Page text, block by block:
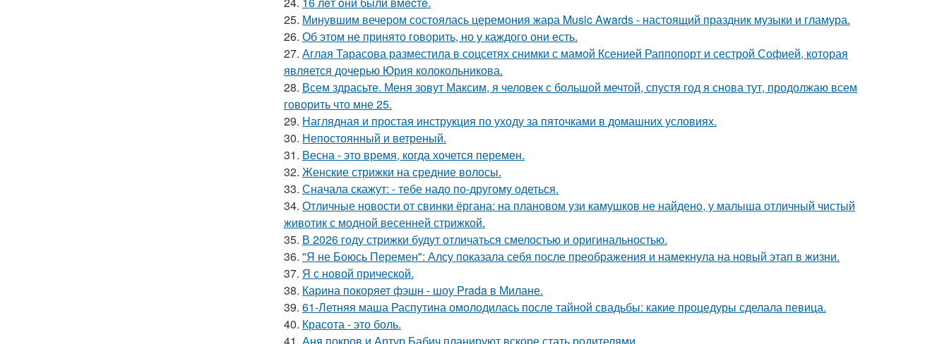
25. Минувшим вечером состоялась церемония жара Music Awards - настоящий праздник музыки и гламура.
26. Об этом не принято говорить, но у каждого они есть.
27. Аглая Тарасова разместила в соцсетях снимки с мамой Ксенией Раппопорт и сестрой Софией, которая
является дочерью Юрия колокольникова.
28. Всем здрасьте. Меня зовут Максим, я человек с большой мечтой, спустя год я снова тут, продолжаю всем
говорить что мне 25.
29. Наглядная и простая инструкция по уходу за пяточками в домашних условиях.
30. Непостоянный и ветреный.
31. Весна - это время, когда хочется перемен.
32. Женские стрижки на средние волосы.
33. Сначала скажут: - тебе надо по-другому одеться.
34. Отличные новости от свинки ёргана: на плановом узи камушков не найдено, у малыша отличный чистый
животик с модной весенней стрижкой.
35. В 2026 году стрижки будут отличаться смелостью и оригинальностью.
36. "Я не Боюсь Перемен": Алсу показала себя после преображения и намекнула на новый этап в жизни.
37. Я с новой прической.
38. Карина покоряет фэшн - шоу Prada в Милане.
39. 61-Летняя маша Распутина омолодилась после тайной свадьбы: какие процедуры сделала певица.
40. Красота - это боль.